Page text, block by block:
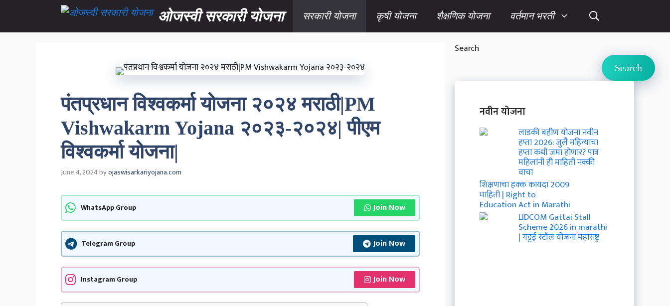
content
ओजस्वी सरकारी योजना सरकारी योजना कृषी योजना शैक्षणिक योजना वर्तमान भरती
पंतप्रधान विश्वकर्मा योजना २०२४ मराठी|PM
Vishwakarm Yojana २०२३-२०२४| पीएम
विश्वकर्मा योजना|
June 4, 2024byojaswisarkariyojana.com
WhatsApp Group Join Now
Telegram Group Join Now
Instagram Group Join Now
Search
Search
नवीन योजना
लाडकी बहीण योजना नवीन
हप्ता 2026: जुलै महिन्याचा
हप्ता कधी जमा होणार? पात्र
महिलांनी ही माहिती नक्की
वाचा
शिक्षणाचा हक्क कायदा 2009
माहिती | Right to
Education Act in Marathi
LIDCOM Gattai Stall
Scheme 2026 in marathi
| गट्टई स्टॉल योजना महाराष्ट्र